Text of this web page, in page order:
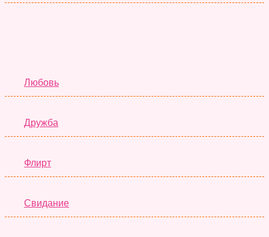
Любовь
Дружба
Флирт
Свидание